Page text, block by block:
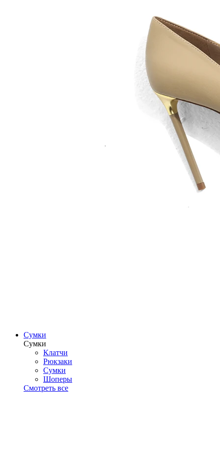
Сумки
Сумки
Клатчи
Рюкзаки
Сумки
Шоперы
Смотреть все